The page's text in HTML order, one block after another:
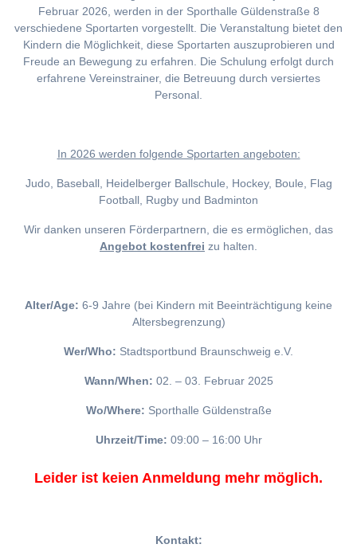
Februar 2026, werden in der Sporthalle Güldenstraße 8
verschiedene Sportarten vorgestellt. Die Veranstaltung bietet den
Kindern die Möglichkeit, diese Sportarten auszuprobieren und
Freude an Bewegung zu erfahren. Die Schulung erfolgt durch
erfahrene Vereinstrainer, die Betreuung durch versiertes
Personal.
In 2026 werden folgende Sportarten angeboten:
Judo, Baseball, Heidelberger Ballschule, Hockey, Boule, Flag
Football, Rugby und Badminton
Wir danken unseren Förderpartnern, die es ermöglichen, das
Angebot kostenfrei zu halten.
Alter/Age: 6-9 Jahre (bei Kindern mit Beeinträchtigung keine
Altersbegrenzung)
Wer/Who: Stadtsportbund Braunschweig e.V.
Wann/When: 02. – 03. Februar 2025
Wo/Where: Sporthalle Güldenstraße
Uhrzeit/Time: 09:00 – 16:00 Uhr
Leider ist keien Anmeldung mehr möglich.
Kontakt: